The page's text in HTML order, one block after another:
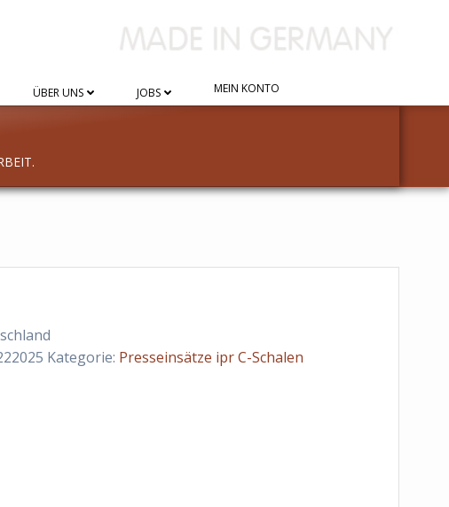
ÜBER UNS JOBS MEIN KONTO
Kategorie: Presseinsätze ipr C-Schalen